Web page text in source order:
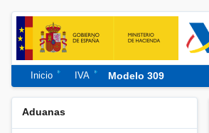
Inicio IVA Modelo 309
Aduanas